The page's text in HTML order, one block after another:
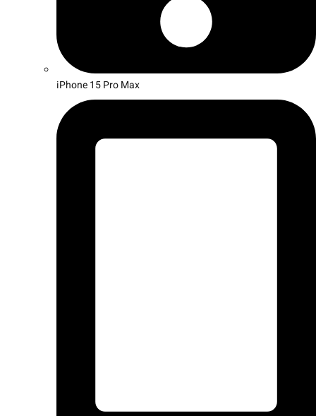
iPhone 15 Pro Max